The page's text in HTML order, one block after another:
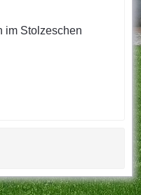
im Stolzeschen